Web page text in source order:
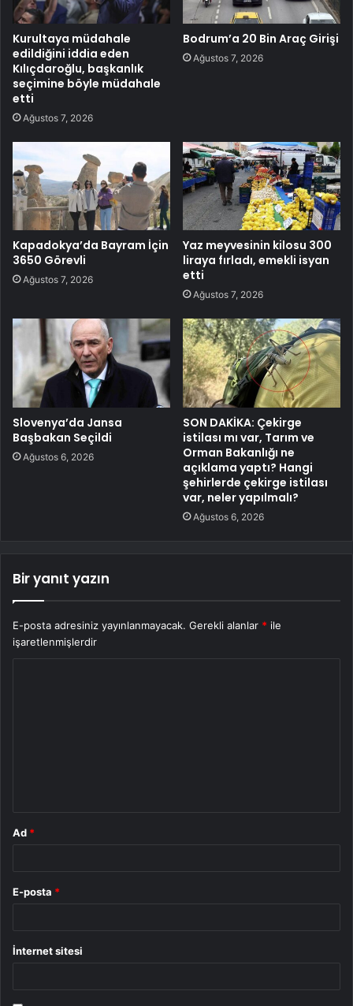
Kurultaya müdahale
edildiğini iddia eden
Kılıçdaroğlu, başkanlık
seçimine böyle müdahale
etti
Ağustos 7, 2026
Bodrum’a 20 Bin Araç Girişi
Ağustos 7, 2026
Kapadokya’da Bayram İçin
3650 Görevli
Ağustos 7, 2026
Yaz meyvesinin kilosu 300
liraya fırladı, emekli isyan
etti
Ağustos 7, 2026
Slovenya’da Jansa
Başbakan Seçildi
Ağustos 6, 2026
SON DAKİKA: Çekirge
istilası mı var, Tarım ve
Orman Bakanlığı ne
açıklama yaptı? Hangi
şehirlerde çekirge istilası
var, neler yapılmalı?
Ağustos 6, 2026
Bir yanıt yazın
E-posta adresiniz yayınlanmayacak. Gerekli alanlar * ile
işaretlenmişlerdir
Ad *
E-posta *
İnternet sitesi